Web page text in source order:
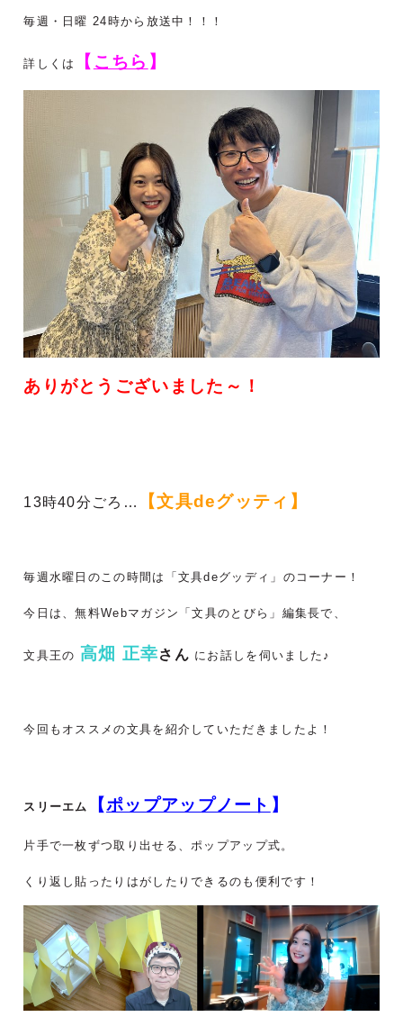
毎週・日曜 24時から放送中！！！
詳しくは 【 こちら 】
ありがとうございました～！
13時40分ごろ… 【文具deグッティ 】
毎週水曜日のこの時間は「文具deグッディ」のコーナー！
今日は、無料Webマガジン「文具のとびら」編集長で、
文具王の 高畑 正幸さん にお話しを伺いました♪
今回もオススメの文具を紹介していただきましたよ！
スリーエム 【ポップアップノート 】
片手で一枚ずつ取り出せる、ポップアップ式。
くり返し貼ったりはがしたりできるのも便利です！